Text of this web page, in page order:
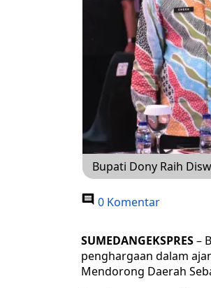
Bupati Dony Raih
0 Komentar
SUMEDANGEKSPRES–
penghargaan dalam
Mendorong Daerah